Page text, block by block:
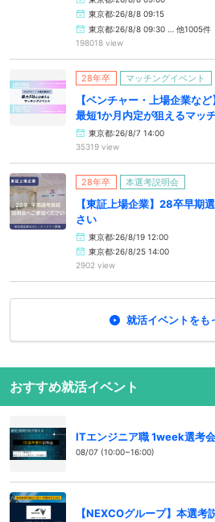
東京都:26/8/8 09:15
東京都:26/8/8 09:30 … 他1005件
198018 view
28年卒 マッチングイベント
【ベンチャー・上場企業な
最短1か月内定が狙えるマッ
東京都:26/8/7 14:00
35319 view
28年卒 本選考説明会
【東証上場企業】28卒早期
さい
東京都:26/8/19 12:00
東京都:26/8/25 14:00
2902 view
就活イベントをも
おすすめ就活イベント
ITエンジニア職 1week選考会
08/07 (10:00~16:00)
【NEXCOグループ】本選